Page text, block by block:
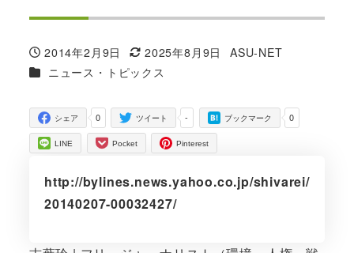
投稿日
2014年2月9日
更新日
2025年8月9日
著
ASU-NET
カテゴリー
ニュース・トピックス
0
シェア -
ツイート 0
ブックマーク
LINE Pocket Pinterest
http://bylines.news.yahoo.co.jp/shivarei/
20140207-00032427/